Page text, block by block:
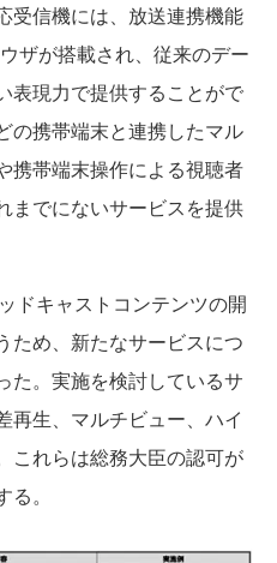
受信機には、放送連携機能
ザが搭載され、従来のデー
表現力で提供することがで
の携帯端末と連携したマル
携帯端末操作による視聴者
までにないサービスを提供
ドキャストコンテンツの開
ため、新たなサービスにつ
た。実施を検討しているサ
再生、マルチビュー、ハイ
これらは総務大臣の認可が
。